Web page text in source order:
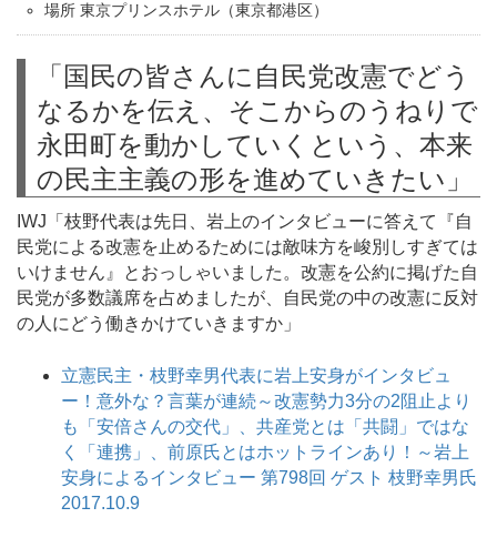
場所 東京プリンスホテル（東京都港区）
「国民の皆さんに自民党改憲でどう
なるかを伝え、そこからのうねりで
永田町を動かしていくという、本来
の民主主義の形を進めていきたい」
IWJ「枝野代表は先日、岩上のインタビューに答えて『自
民党による改憲を止めるためには敵味方を峻別しすぎては
いけません』とおっしゃいました。改憲を公約に掲げた自
民党が多数議席を占めましたが、自民党の中の改憲に反対
の人にどう働きかけていきますか」
立憲民主・枝野幸男代表に岩上安身がインタビュ
ー！意外な？言葉が連続～改憲勢力3分の2阻止より
も「安倍さんの交代」、共産党とは「共闘」ではな
く「連携」、前原氏とはホットラインあり！～岩上
安身によるインタビュー 第798回 ゲスト 枝野幸男氏
2017.10.9